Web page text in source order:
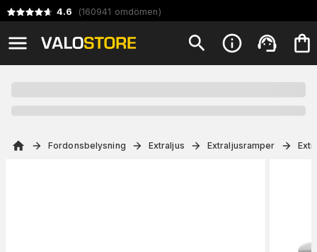
4.6 (160941 omdömen)
Fordonsbelysning Extraljus Extraljusramper